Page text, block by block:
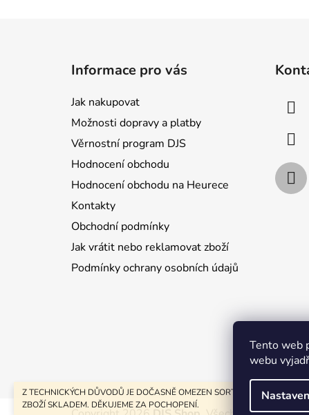
Tento web
webu
Z TECHNICKÝCH DŮVODŮ JE DOČASNĚ OMEZEN SORTIMENT POUZE NA
ZBOŽÍ SKLADEM. DĚKUJEME ZA POCHOPENÍ.
Informace pro vás
Jak nakupovat
Možnosti dopravy a platby
Věrnostní program DJS
Hodnocení obchodu
Hodnocení obchodu na Heurece
Kontakty
Obchodní podmínky
Jak vrátit nebo reklamovat zboží
Podmínky ochrany osobních údajů
Jak